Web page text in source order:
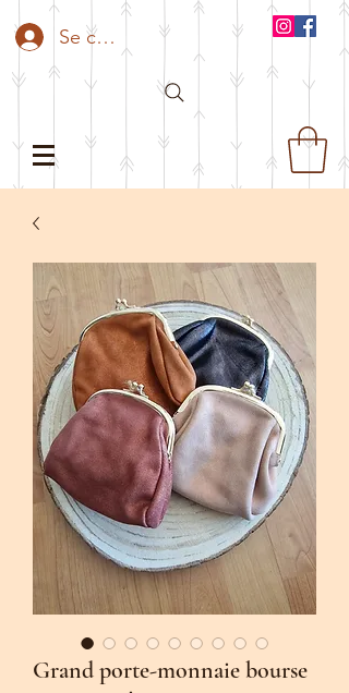
Se connecter
Grand porte-monnaie bourse